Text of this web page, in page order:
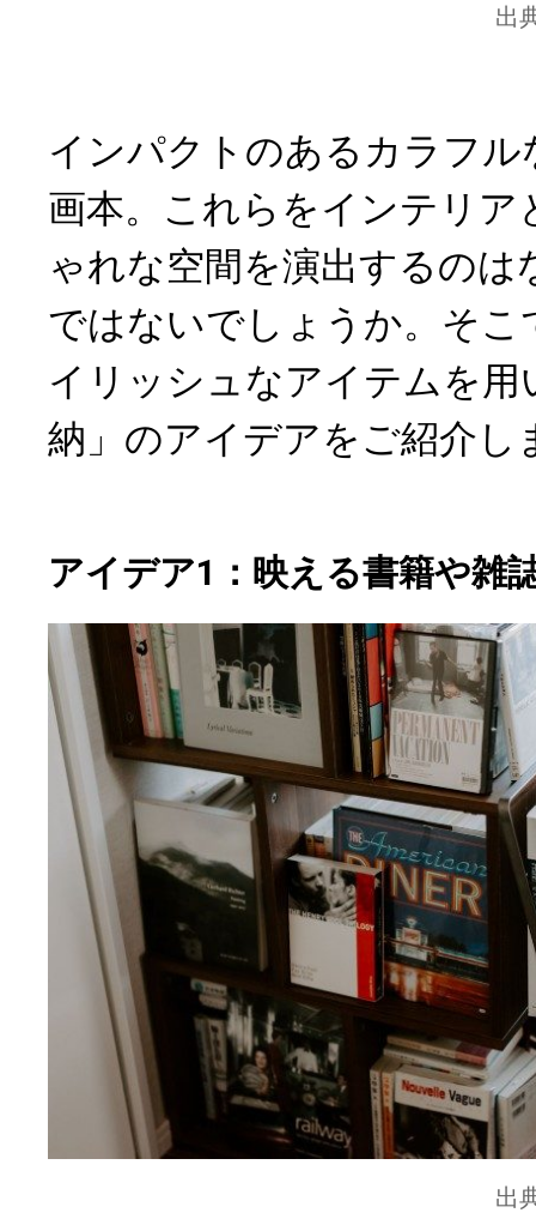
出
インパクトのあるカラフル
画本。これらをインテリア
ゃれな空間を演出するのは
ではないでしょうか。そ
イリッシュなアイテムを用
納」のアイデアをご紹介し
アイデア1：映える書籍や雑
出